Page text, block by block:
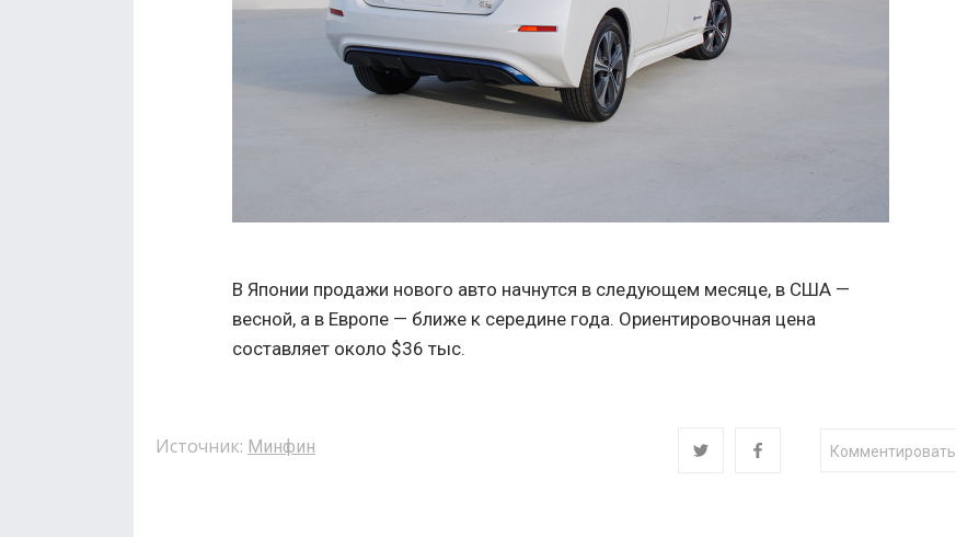
В Японии продажи нового авто начнутся в следующем месяце, в США —
весной, а в Европе — ближе к середине года. Ориентировочная цена
составляет около $36 тыс.
Источник: Минфин Комментировать